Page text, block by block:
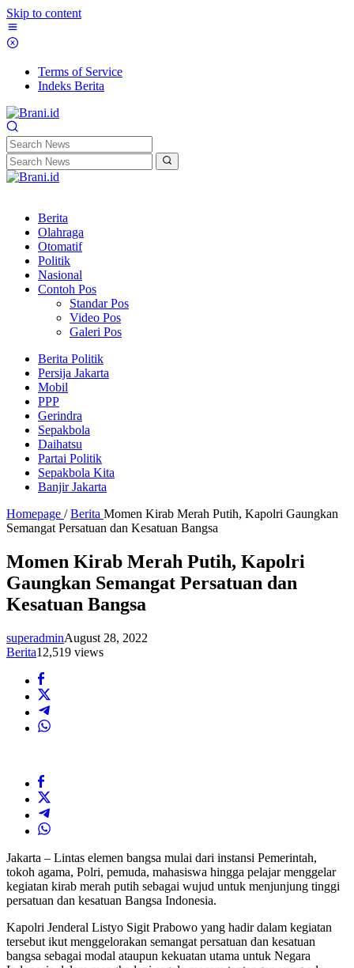
Skip to content
Terms of Service
Indeks Berita
Berita
Olahraga
Otomatif
Politik
Nasional
Contoh Pos
Standar Pos
Video Pos
Galeri Pos
Berita Politik
Persija Jakarta
Mobil
PPP
Gerindra
Sepakbola
Daihatsu
Partai Politik
Sepakbola Kita
Banjir Jakarta
Homepage / Berita Momen Kirab Merah Putih, Kapolri Gaungkan
Semangat Persatuan dan Kesatuan Bangsa
Momen Kirab Merah Putih, Kapolri
Gaungkan Semangat Persatuan dan
Kesatuan Bangsa
superadminAugust 28, 2022
Berita12,519 views
Jakarta – Lintas elemen bangsa mulai dari instansi Pemerintah,
tokoh agama, Polri, pemuda, mahasiswa hingga pelajar menggelar
kegiatan kirab merah putih sebagai wujud untuk menjunjung tinggi
persatuan dan kesatuan Bangsa Indonesia.
Kapolri Jenderal Listyo Sigit Prabowo yang hadir dalam kegiatan
tersebut ikut menggelorakan semangat persatuan dan kesatuan
bangsa sebagai modal ataupun kekuatan utama untuk Negara